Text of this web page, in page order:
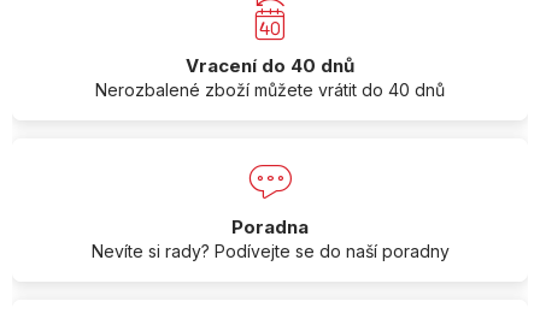
Vracení do 40 dnů
Nerozbalené zboží můžete vrátit do 40 dnů
Poradna
Nevíte si rady? Podívejte se do naší poradny